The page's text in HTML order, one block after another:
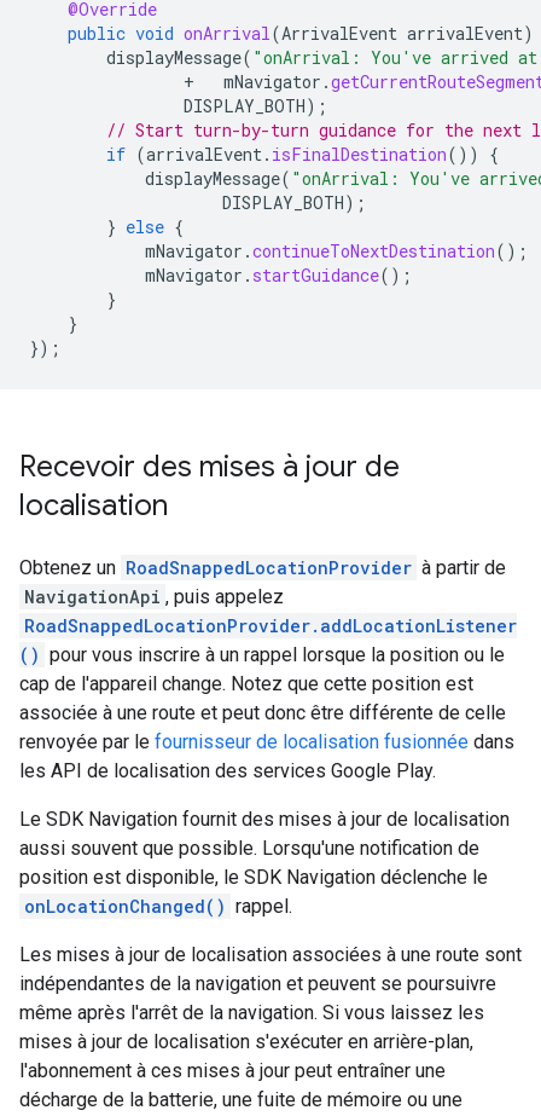
@Override
public void onArrival(ArrivalEvent arrivalEvent)
displayMessage( "onArrival: You've arrived
+
mNavigator .
DISPLAY_BOTH);
// Start turn-by-turn guidance for the next
if (arrivalEvent. isFinalDestination())
{
displayMessage( "onArrival: You've
DISPLAY_BOTH);
} else {
mNavigator .continueToNextDestination();
mNavigator . startGuidance();
}
}
});
Recevoir des mises à jour de
localisation
Obtenez un RoadSnappedLocationProvider à partir de
NavigationApi , puis appelez
RoadSnappedLocationProvider.addLocationListener
() pour vous inscrire à un rappel lorsque la position ou le
cap de l'appareil change. Notez que cette position est
associée à une route et peut donc être différente de celle
renvoyée par le fournisseur de localisation fusionnée dans
les API de localisation des services Google Play.
Le SDK Navigation fournit des mises à jour de localisation
aussi souvent que possible. Lorsqu'une notification de
position est disponible, le SDK Navigation déclenche le
onLocationChanged() rappel.
Les mises à jour de localisation associées à une route sont
indépendantes de la navigation et peuvent se poursuivre
même après l'arrêt de la navigation. Si vous laissez les
mises à jour de localisation s'exécuter en arrière-plan,
l'abonnement à ces mises à jour peut entraîner une
décharge de la batterie, une fuite de mémoire ou une